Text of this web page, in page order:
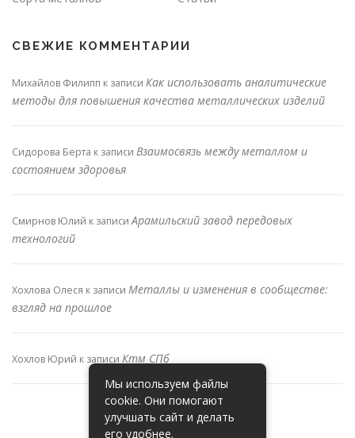
СВЕЖИЕ КОММЕНТАРИИ
Михайлов Филипп к записи Как использовать аналитические
методы для повышения качества металлических изделий
Сидорова Берта к записи Взаимосвязь между металлом и
состоянием здоровья
Смирнов Юлий к записиАрамильский завод передовых
технологий
Хохлова Олеся к записи Металлы и изменения в сообществе:
взгляд на прошлое
Хохлов Юрий к записи Ктм СПб
Мы используем файлы
cookie. Они помогают
улучшать сайт и делать
его удобнее.